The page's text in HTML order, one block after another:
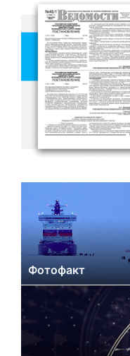
Фотофакт